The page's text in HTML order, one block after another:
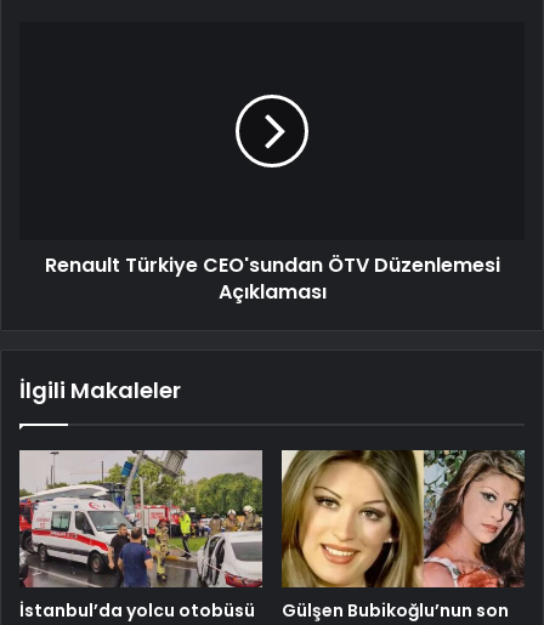
Renault Türkiye CEO'sundan ÖTV Düzenlemesi
Açıklaması
İlgili Makaleler
İstanbul’da yolcu otobüsü
Gülşen Bubikoğlu’nun son